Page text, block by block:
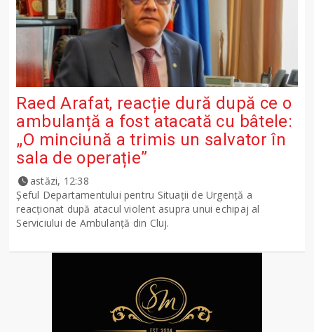
Raed Arafat, reacție dură după ce o
ambulanță a fost atacată cu bâtele:
„O minciună a trimis un salvator în
sala de operație”
astăzi, 12:38
Șeful Departamentului pentru Situații de Urgență a
reacționat după atacul violent asupra unui echipaj al
Serviciului de Ambulanță din Cluj.